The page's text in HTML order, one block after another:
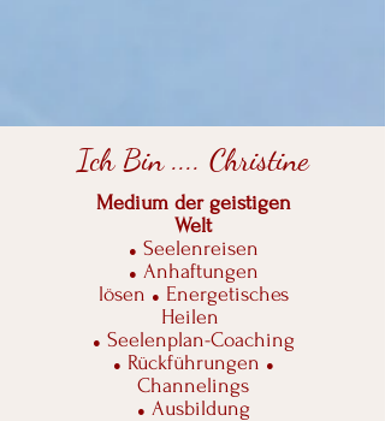
Ich Bin .... Christine
Medium der geistigen
Welt
● Seelenreisen
● Anhaftungen
lösen ● Energetisches
Heilen
● Seelenplan-Coaching
● Rückführungen ●
Channelings
● Ausbildung